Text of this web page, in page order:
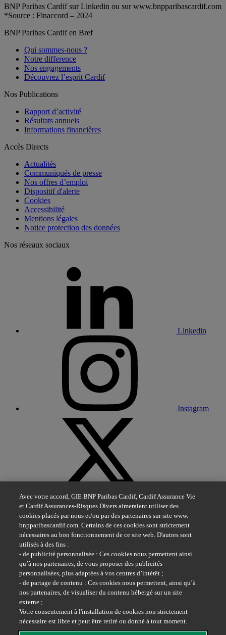
BNP Paribas Cardif sur Linkedin ou sur www.bnpparibascardif.com
*Source : Finaccord – 2024
BNP Paribas Cardif en Bref
Qui sommes-nous ?
Notre difference
Nos engagements
Découvrez l’esprit Cardif
Nos Publications
Rapport d’activité
Résultats annuels
Informations financières
Accès Directs
Actualités
Communiqués de presse
Nos offres d’emploi
Dispositif d'alerte
Cookies
Accessibilité
Mentions légales
Notice protection des données
Nos réseaux sociaux
Linkedin
Instagram
Avec votre accord, GIE BNP Paribas Cardif, Cardif Assurance Vie
et Cardif Assurances-Risques Divers aimeraient utiliser des
cookies placés par nous et/ou par des partenaires sur site www.
bnpparibascardif.com. Certains de ces cookies sont strictement
nécessaires au bon fonctionnement de ce site web. D'autres sont
utilisés à des fins :
- de publicité personnalisée : Ces cookies nous permettent ainsi
qu’à nos partenaires, de vous proposer des publicités
personnalisées, plus adaptées à vos centres d’intérêt ;
- de partage de contenu : Ces cookies nous permettent, ainsi qu’à
nos partenaires, de visualiser du contenu hébergé sur un site
externe ;
Votre consentement à l'installation de cookies non strictement
nécessaire est libre et peut être retiré ou donné à tout moment.